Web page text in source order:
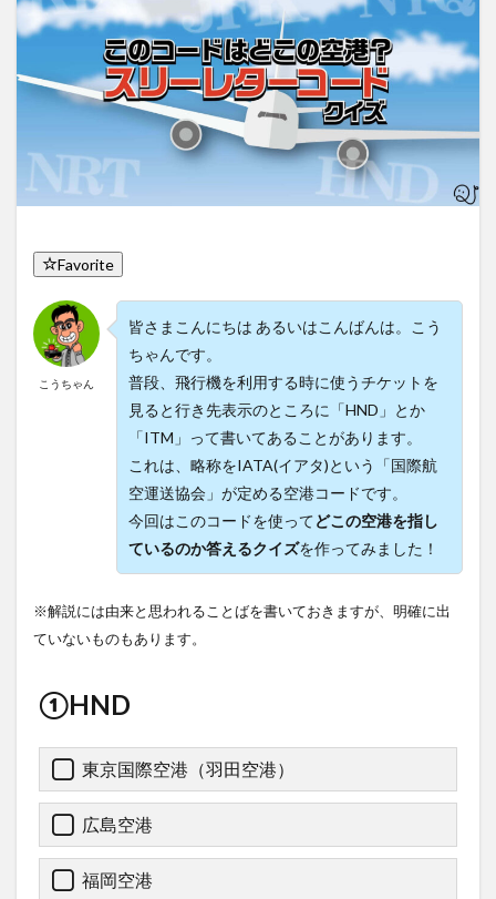
Favorite
こうちゃん
皆さまこんにちは あるいはこんばんは。こう
ちゃんです。
普段、飛行機を利用する時に使うチケットを
見ると行き先表示のところに「HND」とか
「ITM」って書いてあることがあります。
これは、略称をIATA(イアタ)という「国際航
空運送協会」が定める空港コードです。
今回はこのコードを使ってどこの空港を指し
ているのか答えるクイズを作ってみました！
※解説には由来と思われることばを書いておきますが、明確に出
ていないものもあります。
①HND
東京国際空港（羽田空港）
広島空港
福岡空港